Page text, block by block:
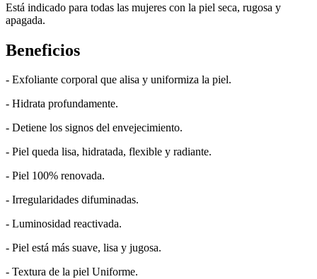
Está indicado para todas las mujeres con la piel seca, rugosa y
apagada.
Beneficios
- Exfoliante corporal que alisa y uniformiza la piel.
- Hidrata profundamente.
- Detiene los signos del envejecimiento.
- Piel queda lisa, hidratada, flexible y radiante.
- Piel 100% renovada.
- Irregularidades difuminadas.
- Luminosidad reactivada.
- Piel está más suave, lisa y jugosa.
- Textura de la piel Uniforme.